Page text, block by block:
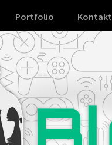
Portfolio Kontakt